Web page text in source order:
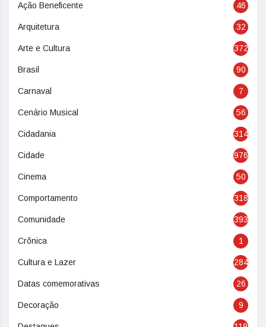
Ação Beneficente 46
Arquitetura 32
Arte e Cultura 372
Brasil 90
Carnaval 7
Cenário Musical 56
Cidadania 314
Cidade 976
Cinema 50
Comportamento 318
Comunidade 393
Crônica 1
Cultura e Lazer 284
Datas comemorativas 26
Decoração 9